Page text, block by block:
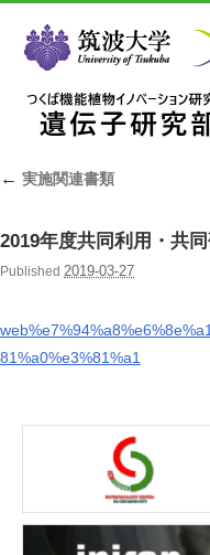
← 実施関連書類
2019年度共同利用・共
Published 2019-03-27
81%a0%e3%81%a1